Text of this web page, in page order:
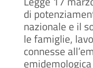
di
nazionale e il
le famiglie,
connesse